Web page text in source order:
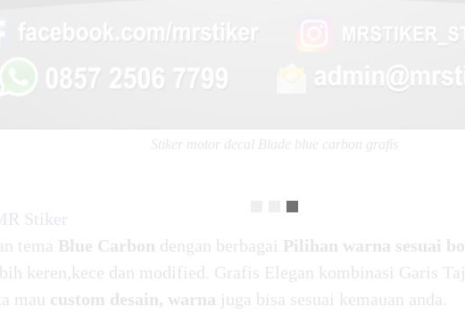
Stiker motor decal Blade blue carbon grafis
Stiker
tema Blue Carbon dengan berbagai Pilihan warna sesuai
keren,kece dan modified. Grafis Elegan kombinasi Garis
mau custom desain, warna juga bisa sesuai kemauan anda.